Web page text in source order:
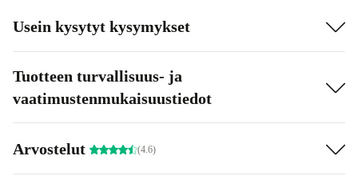
Usein kysytyt kysymykset
Tuotteen turvallisuus- ja
vaatimustenmukaisuustiedot
Arvostelut (4.6)